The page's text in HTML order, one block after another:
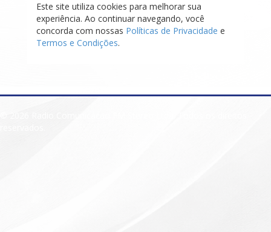
Este site utiliza cookies para melhorar sua
experiência. Ao continuar navegando, você
concorda com nossas Políticas de Privacidade e
Termos e Condições.